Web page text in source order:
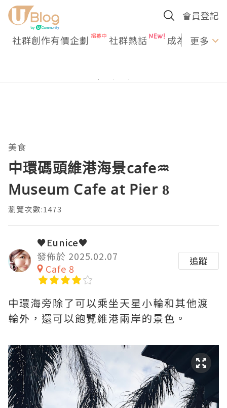
會員登記
社群創作有價企劃 社群熱話 成為U更多
美食
中環碼頭維港海景cafe♒
Museum Cafe at Pier 8
瀏覽次數:1473
♥Eunice♥
發佈於 2025.02.07
Cafe 8
追蹤
中環海旁除了可以乘坐天星小輪和其他渡
輪外，還可以飽覽維港兩岸的景色。